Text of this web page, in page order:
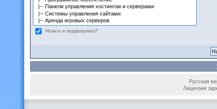
Искать в подфорумах?
Русская
Лицензия